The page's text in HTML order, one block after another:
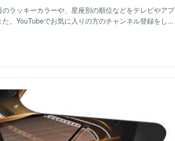
ラッキーカラーや、星座別の順位などをテレビやアプ
、YouTubeでお気に入りの方のチャンネル登録をし...